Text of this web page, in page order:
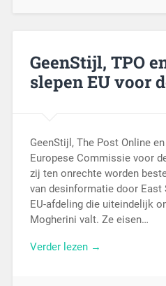
GeenStijl, TPO
slepen EU voor
GeenStijl, The Post Online
Europese Commissie voor
zij ten onrechte worden
van desinformatie door East
EU-afdeling die uiteindelijk
Mogherini valt. Ze eisen…
Verder lezen →